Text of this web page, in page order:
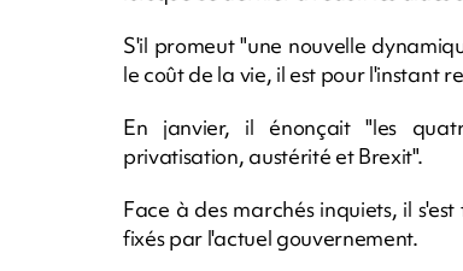
S'il promeut "une nouvelle
le coût de la vie, il est pour l'instant
En janvier, il énonçait "les
privatisation, austérité et Brexit".
Face à des marchés inquiets, il
fixés par l'actuel gouvernement.